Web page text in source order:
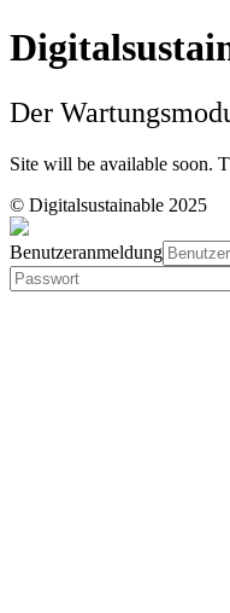
Der
Site will be available soon.
© Digitalsustainable 2025
Benutzeranmeldung